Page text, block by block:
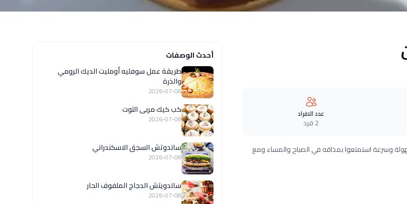
عدد الافراد
2 فرد
وسرعة استمتعوا بمذاقه في الصباح والمساء ومع
أحدث الوصفات
طريقة عمل سوفليه أومليت الديك الرومي
والذرة
2026-07-08
كب كيك مربى التوت
2026-07-08
ساندوتش السجق الاسكندراني
2026-07-08
ساندويتش الدجاج الملفوف الحار
2026-07-08